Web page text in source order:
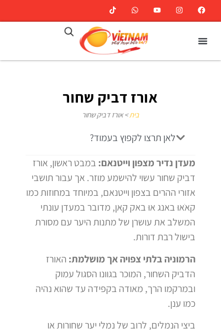
אורז דביק שחור
בית>אורז דביק שחור
לאן תרצו לקפוץ בעמוד?
מעדן נדיר מצפון וייטנאם: במבט ראשון, אורז
דביק שחור עשוי להישמע מוזר. אך עבור תושבי
אזורי ההרים בצפון וייטנאם, במיוחד במחוזות כמו
קאֹאוּ באנג אוּ באק קאן, מדובר במעדן עונתי
המשלב את עושרן של מתנות היער עם מסורת
בישול רבת דורות.
הרמוניה בלתי צפויה אך מושלמת: האורז
הדביק השחור, המוכר בגוונו הסגול עמוק
ובמרקמו הרך, מאודה בקפידה עד שהוא נהיה
כמו ענן.
ביצי הנמלים, לרוב של נמלי יער שחורות או